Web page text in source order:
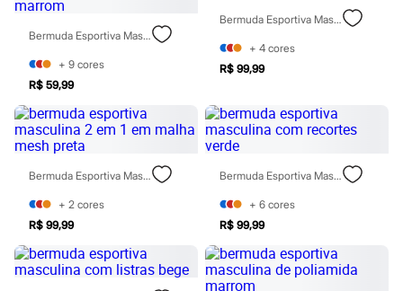
Clock House
Mindset
Sawary
Yessica
Moda esportiva
Acessórios
Blusas
Calçados
Leggings
Shorts e Bermudas
Tops
Calcinhas
Cintas e Modeladores
Pijamas
Sutiãs e Tops
Bermuda Esportiva Masculina Com Bolsos Marrom
+ 9 cores
R$ 59,99
Bermuda Esportiva Masculina Com Listras Bege
+ 4 cores
R$ 99,99
Bermuda Esportiva Masculina 2 Em 1 Em Malha Mesh Preta
+ 2 cores
R$ 99,99
Bermuda Esportiva Masculina Com Recortes Verde
+ 6 cores
R$ 99,99